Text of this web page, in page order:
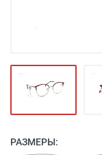
РАЗМЕРЫ: